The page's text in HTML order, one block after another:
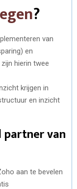
?
van
en
hierin twee
krijgen in
en inzicht
van
aan te bevelen